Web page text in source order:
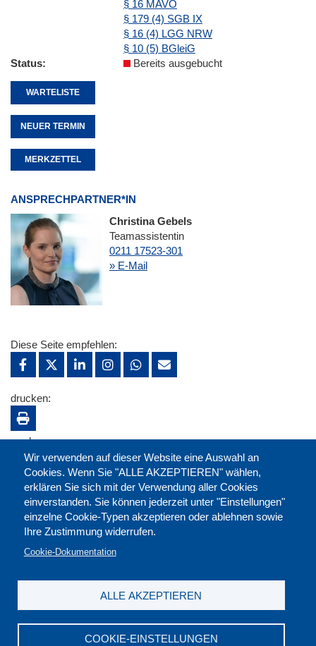
§ 16 MAVO
§ 179 (4) SGB IX
§ 16 (4) LGG NRW
§ 10 (5) BGleiG
Status
Bereits ausgebucht
WARTELISTE
NEUER TERMIN
MERKZETTEL
ANSPRECHPARTNER*IN
Christina Gebels
Teamassistentin
0211 17523-301
» E-Mail
Wir verwenden auf dieser Website eine Auswahl an
Cookies. Wenn Sie "ALLE AKZEPTIEREN" wählen,
erklären Sie sich mit der Verwendung aller Cookies
einverstanden. Sie können jederzeit unter "Einstellungen"
einzelne Cookie-Typen akzeptieren oder ablehnen sowie
Ihre Zustimmung widerrufen.
Cookie-Dokumentation
COOKIE-EINSTELLUNGEN
ALLE AKZEPTIEREN
Diese Seite empfehlen:
drucken:
merken: